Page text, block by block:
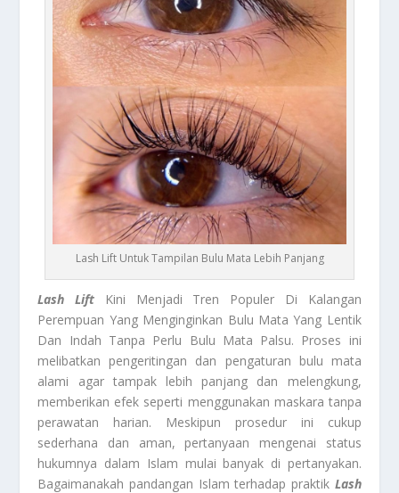
Lash Lift Untuk Tampilan Bulu Mata Lebih Panjang
Lash Lift Kini Menjadi Tren Populer Di Kalangan
Perempuan Yang Menginginkan Bulu Mata Yang Lentik
Dan Indah Tanpa Perlu Bulu Mata Palsu. Proses ini
melibatkan pengeritingan dan pengaturan bulu mata
alami agar tampak lebih panjang dan melengkung,
memberikan efek seperti menggunakan maskara tanpa
perawatan harian. Meskipun prosedur ini cukup
sederhana dan aman, pertanyaan mengenai status
hukumnya dalam Islam mulai banyak di pertanyakan.
Bagaimanakah pandangan Islam terhadap praktik Lash